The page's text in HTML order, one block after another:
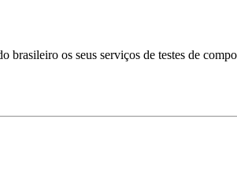
os seus serviços de testes de